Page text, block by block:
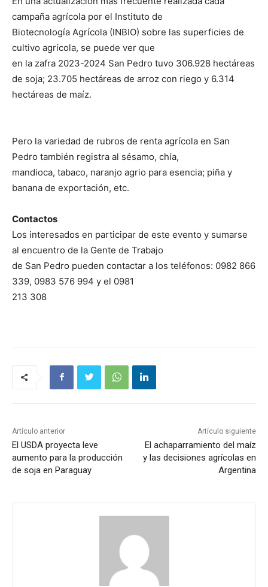
campaña agrícola por el Instituto de
Biotecnología Agrícola (INBIO) sobre las superficies de
cultivo agrícola, se puede ver que
en la zafra 2023-2024 San Pedro tuvo 306.928 hectáreas
de soja; 23.705 hectáreas de arroz con riego y 6.314
hectáreas de maíz.
Pero la variedad de rubros de renta agrícola en San
Pedro también registra al sésamo, chía,
mandioca, tabaco, naranjo agrio para esencia; piña y
banana de exportación, etc.
Contactos
Los interesados en participar de este evento y sumarse
al encuentro de la Gente de Trabajo
de San Pedro pueden contactar a los teléfonos: 0982 866
339, 0983 576 994 y el 0981
213 308
Artículo anterior
El USDA proyecta leve
aumento para la producción
de soja en Paraguay
Artículo siguiente
El achaparramiento del maíz
y las decisiones agrícolas en
Argentina